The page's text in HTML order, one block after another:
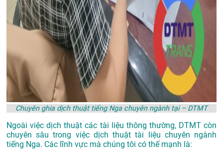
Chuyên ghia dịch thuật tiếng Nga chuyên ngành tại – DTMT
Ngoài việc dịch thuật các tài liệu thông thường, DTMT còn
chuyên sâu trong việc dịch thuật tài liệu chuyên ngành
tiếng Nga. Các lĩnh vực mà chúng tôi có thế mạnh là: